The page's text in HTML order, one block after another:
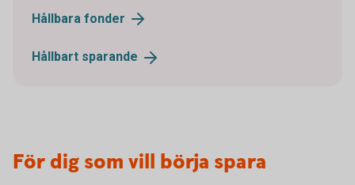
Hållbara fonder
Hållbart sparande
För dig som vill börja spara